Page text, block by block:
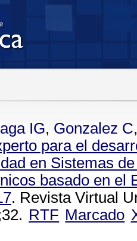
IG, Gonzalez C
para el
en Sistemas
basado en el
. Revista Virtual
RTF Marcado